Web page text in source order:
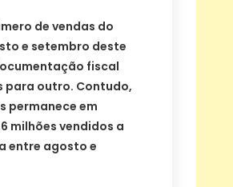
de vendas do
e setembro deste
fiscal
para outro. Contudo,
permanece em
milhões vendidos a
entre agosto e